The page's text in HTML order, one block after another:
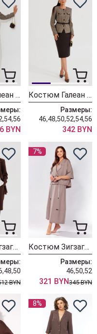
Костюм Галеан Cтиль 1014Б коричневый с черным
BYN
Костюм Галеан Cтиль 1014А коричневый с черным
Размеры:
46,48,50,52,54,56
342 BYN
Костюм ЗигзагСтиль 649 шоколадный + горошек
BYN
7%
Костюм ЗигзагСтиль 608-1 кофейный
Размеры:
46,50,52
321 BYN345 BYN
8%